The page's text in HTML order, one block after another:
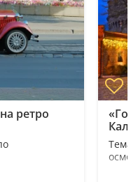
ретро